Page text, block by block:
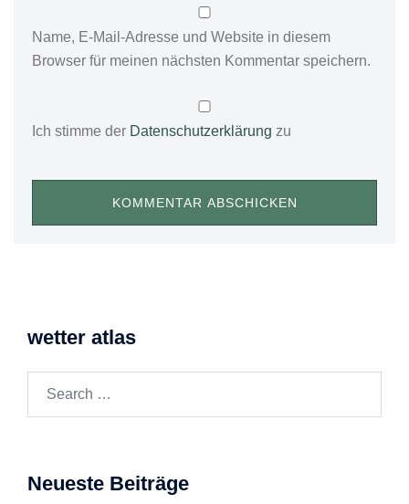
Name, E-Mail-Adresse und Website in diesem
Browser für meinen nächsten Kommentar speichern.
Ich stimme der Datenschutzerklärung zu
wetter atlas
Neueste Beiträge